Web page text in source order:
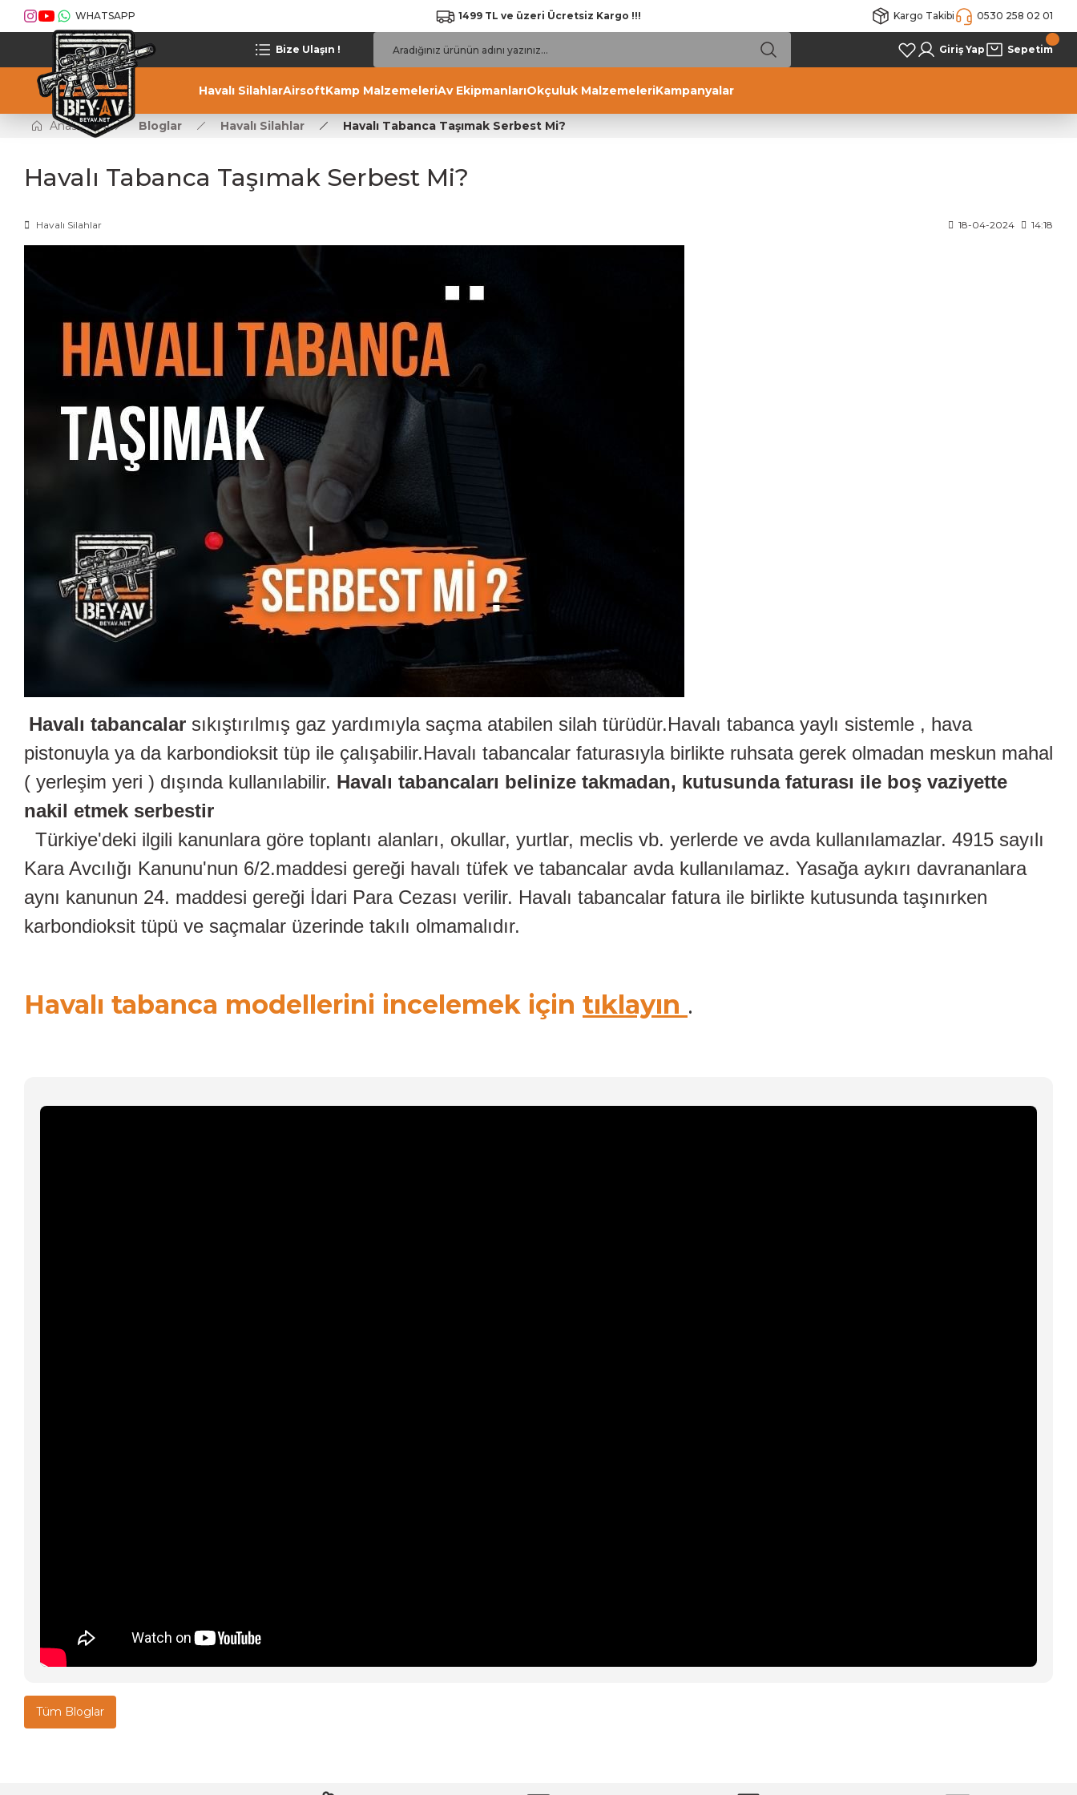
WHATSAPP 1499 TL ve üzeri Ücretsiz Kargo !!! Kargo Takibi 0530 258 02 01
Bize Ulaşın ! Giriş Yap Sepetim
Havalı SilahlarAirsoftKamp MalzemeleriAv EkipmanlarıOkçuluk MalzemeleriKampanyalar
Anasayfa Bloglar Havalı Silahlar Havalı Tabanca Taşımak Serbest Mi?
Havalı Tabanca Taşımak Serbest Mi?
Havalı Silahlar 18-04-2024 14:18
Havalı tabancalar sıkıştırılmış gaz yardımıyla saçma atabilen silah türüdür.Havalı tabanca yaylı sistemle , hava
pistonuyla ya da karbondioksit tüp ile çalışabilir.Havalı tabancalar faturasıyla birlikte ruhsata gerek olmadan meskun mahal
( yerleşim yeri ) dışında kullanılabilir. Havalı tabancaları belinize takmadan, kutusunda faturası ile boş vaziyette
nakil etmek serbestir
Türkiye'deki ilgili kanunlara göre toplantı alanları, okullar, yurtlar, meclis vb. yerlerde ve avda kullanılamazlar. 4915 sayılı
Kara Avcılığı Kanunu'nun 6/2.maddesi gereği havalı tüfek ve tabancalar avda kullanılamaz. Yasağa aykırı davrananlara
aynı kanunun 24. maddesi gereği İdari Para Cezası verilir. Havalı tabancalar fatura ile birlikte kutusunda taşınırken
karbondioksit tüpü ve saçmalar üzerinde takılı olmamalıdır.
Havalı tabanca modellerini incelemek için tıklayın .
Tüm Bloglar